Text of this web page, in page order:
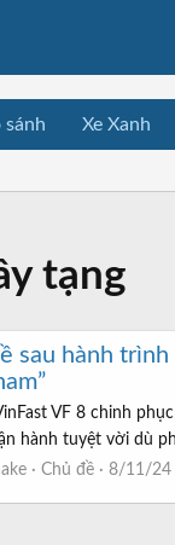
sánh Xe Xanh
tạng
sau hành
VF 8 chinh
hành tuyệt vời dù
Chủ đề 8/11/24